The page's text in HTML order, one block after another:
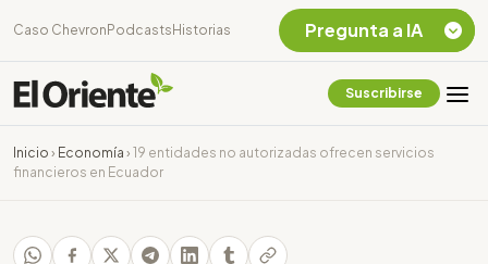
Caso Chevron Podcasts Historias
Suscribirse
Inicio › Economía › 19 entidades no autorizadas ofrecen servicios
financieros en Ecuador
Pregunta a IA
Chevron Ecuador